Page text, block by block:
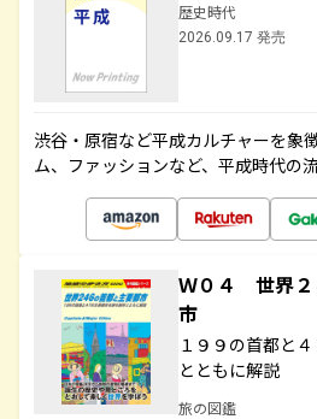
歴史時代
2026.09.17 発売
渋谷・原宿など平成カルチャーを象
ム、ファッションなど、平成時代の
Ｗ０４ 世界２
市
１９９の首都と
とともに解説
旅の図鑑